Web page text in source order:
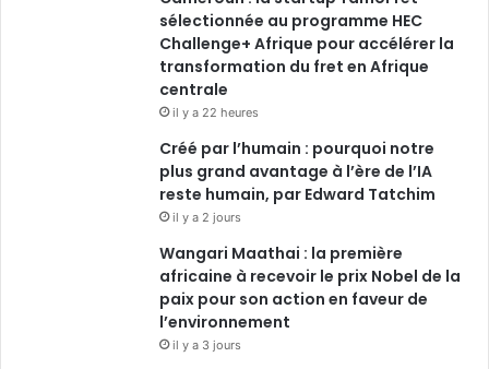
sélectionnée au programme HEC
Challenge+ Afrique pour accélérer la
transformation du fret en Afrique
centrale
il y a 22 heures
Créé par l’humain : pourquoi notre
plus grand avantage à l’ère de l’IA
reste humain, par Edward Tatchim
il y a 2 jours
Wangari Maathai : la première
africaine à recevoir le prix Nobel de la
paix pour son action en faveur de
l’environnement
il y a 3 jours